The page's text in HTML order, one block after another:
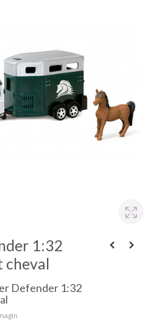
1:32
cheval
Defender 1:32